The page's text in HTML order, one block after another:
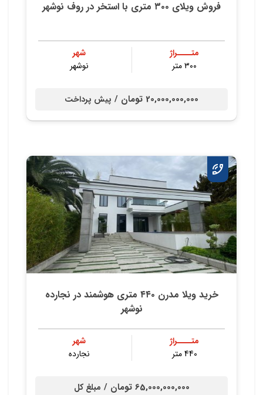
فروش ویلای ۳۰۰ متری با استخر در روف نوشهر
متــــراژ
۳۰۰ متر
شهر
نوشهر
20,000,000,000 تومان / پیش پرداخت
خريد ويلا مدرن ٤٤٠ متري هوشمند در نجارده
نوشهر
متــــراژ
440 متر
شهر
نجارده
65,000,000,000 تومان / مبلغ کل